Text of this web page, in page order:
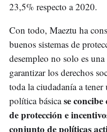
23,5% respecto a 2020.
Con todo, Maeztu ha
buenos sistemas de
desempleo no solo es
garantizar los derechos
toda la ciudadanía a
política básicase
de protección e
conjunto de políticas